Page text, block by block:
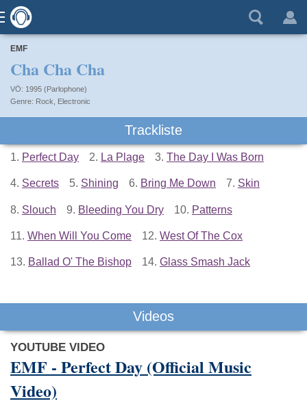
EMF
Cha Cha Cha
VÖ: 1995 (Parlophone)
Rock
Electronic
Trackliste
1. Perfect Day 2. La Plage 3. The Day I Was Born
4. Secrets 5. Shining 6. Bring Me Down 7. Skin
8. Slouch 9. Bleeding You Dry 10. Patterns
11. When Will You Come 12. West Of The Cox
13. Ballad O' The Bishop 14. Glass Smash Jack
Videos
YOUTUBE VIDEO
EMF - Perfect Day (Official Music
Video)